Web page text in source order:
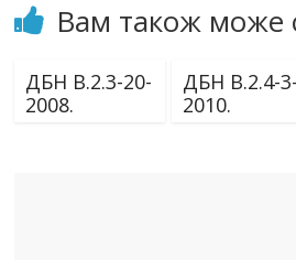
Вам також може
ДБН В.2.3-20-
2008.
ДБН В.2.4-3-
2010.